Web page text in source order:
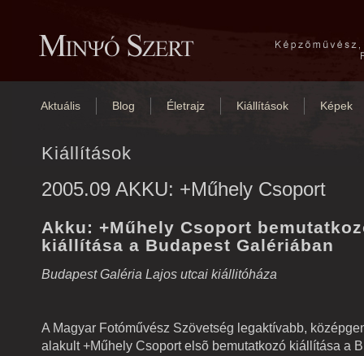
Aktuális Blog Életrajz Kiállítások Képek
Kiállítások
2005.09 AKKU: +Műhely Csoport
Akku: +Műhely Csoport
kiállítása a Budapest Galériában
Budapest Galéria Lajos utcai kiállitóháza
A Magyar Fotóművész Szövetség legaktívabb,
alakult +Műhely Csoport elsõ bemutatkozó kiállítása a